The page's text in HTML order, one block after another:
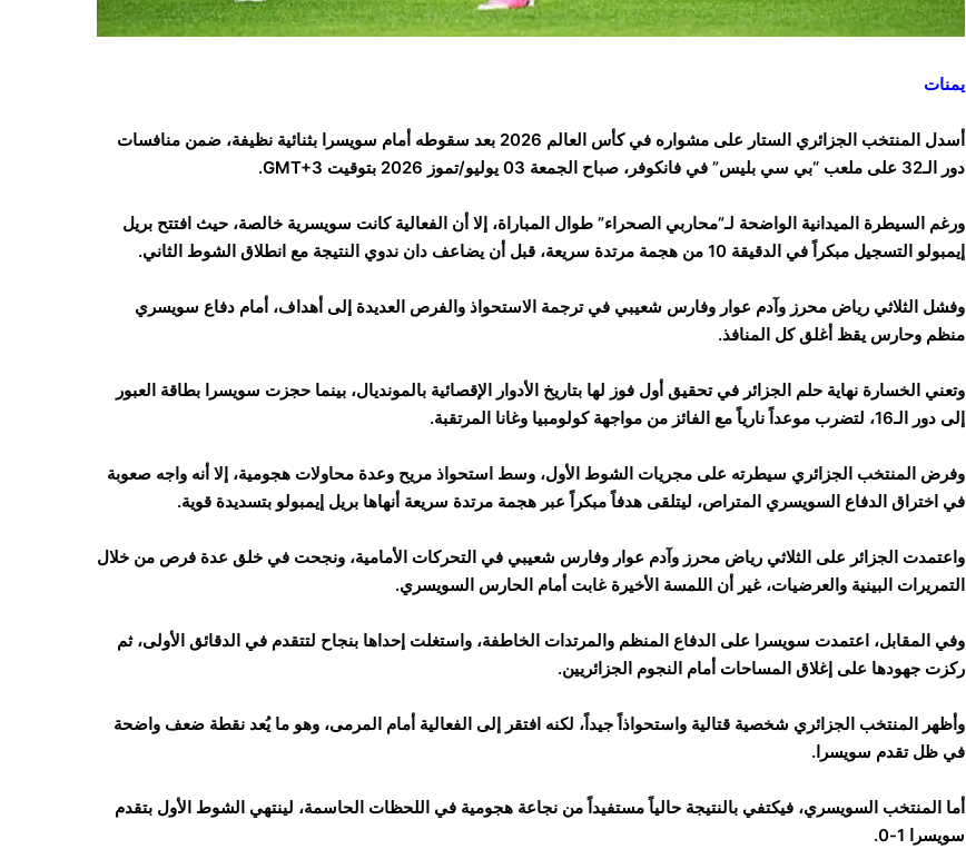
يمنات
أسدل المنتخب الجزائري الستار على مشواره في كأس العالم 2026 بعد سقوطه أمام سويسرا بثنائية نظيفة، ضمن منافسات
دور الـ32 على ملعب “بي سي بليس” في فانكوفر، صباح الجمعة 03 يوليو/تموز 2026 بتوقيت GMT+3.
ورغم السيطرة الميدانية الواضحة لـ”محاربي الصحراء” طوال المباراة، إلا أن الفعالية كانت سويسرية خالصة، حيث افتتح بريل
إيمبولو التسجيل مبكراً في الدقيقة 10 من هجمة مرتدة سريعة، قبل أن يضاعف دان ندوي النتيجة مع انطلاق الشوط الثاني.
وفشل الثلاثي رياض محرز وآدم عوار وفارس شعيبي في ترجمة الاستحواذ والفرص العديدة إلى أهداف، أمام دفاع سويسري
منظم وحارس يقظ أغلق كل المنافذ.
وتعني الخسارة نهاية حلم الجزائر في تحقيق أول فوز لها بتاريخ الأدوار الإقصائية بالمونديال، بينما حجزت سويسرا بطاقة العبور
إلى دور الـ16، لتضرب موعداً نارياً مع الفائز من مواجهة كولومبيا وغانا المرتقبة.
وفرض المنتخب الجزائري سيطرته على مجريات الشوط الأول، وسط استحواذ مريح وعدة محاولات هجومية، إلا أنه واجه صعوبة
في اختراق الدفاع السويسري المتراص، ليتلقى هدفاً مبكراً عبر هجمة مرتدة سريعة أنهاها بريل إيمبولو بتسديدة قوية.
واعتمدت الجزائر على الثلاثي رياض محرز وآدم عوار وفارس شعيبي في التحركات الأمامية، ونجحت في خلق عدة فرص من خلال
التمريرات البينية والعرضيات، غير أن اللمسة الأخيرة غابت أمام الحارس السويسري.
وفي المقابل، اعتمدت سويسرا على الدفاع المنظم والمرتدات الخاطفة، واستغلت إحداها بنجاح لتتقدم في الدقائق الأولى، ثم
ركزت جهودها على إغلاق المساحات أمام النجوم الجزائريين.
وأظهر المنتخب الجزائري شخصية قتالية واستحواذاً جيداً، لكنه افتقر إلى الفعالية أمام المرمى، وهو ما يُعد نقطة ضعف واضحة
في ظل تقدم سويسرا.
أما المنتخب السويسري، فيكتفي بالنتيجة حالياً مستفيداً من نجاعة هجومية في اللحظات الحاسمة، لينتهي الشوط الأول بتقدم
سويسرا 1-0.